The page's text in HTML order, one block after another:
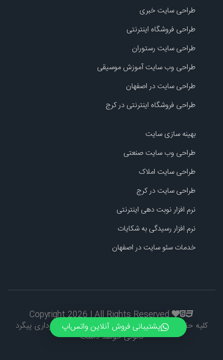
طراحی سایت خبری
طراحی فروشگاه اینترنتی
طراحی سایت رستوران
طراحی وب سایت آموزش موسیقی
طراحی سایت در اصفهان
طراحی فروشگاه اینترنتی در کرج
بهینه سازی سایت
طراحی وب سایت صنعتی
طراحی سایت املاک
طراحی سایت در کرج
نرم افزار نوبت دهی اینترنتی
نرم افزار رسیدگی به شکایات
خدمات سئو سایت در اصفهان
Copyright 2026 | All Rights Reserved
کلیه حقوق طراحی و اطلاعات محفوظ است و کپی برداری پیگرد
قانونی خواهد داشت
پشتیبانی فروش آنلاین واتس‌اپ